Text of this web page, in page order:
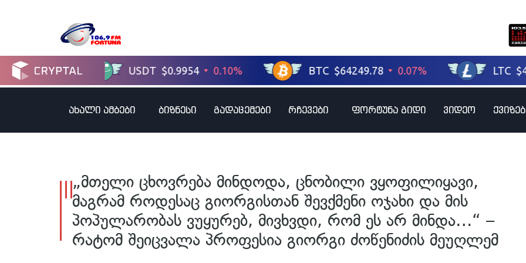
ახალი ამბები ბიზნესი გადაცემები რჩევები ფორტუნა გიდი ვიდეო
„მთელი ცხოვრება მინდოდა, ცნობილი ვყოფილიყავი,
მაგრამ როდესაც გიორგისთან შევქმენი ოჯახი და მის
პოპულარობას ვუყურებ, მივხვდი, რომ ეს არ მინდა…“ –
რატომ შეიცვალა პროფესია გიორგი ძოწენიძის მეუღლემ